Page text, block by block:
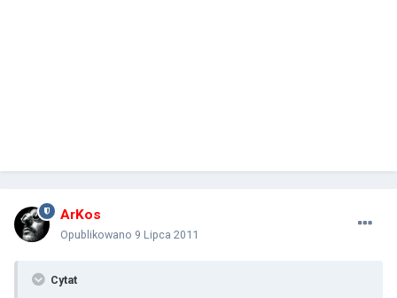
ArKos
Opublikowano 9 Lipca 2011
Cytat